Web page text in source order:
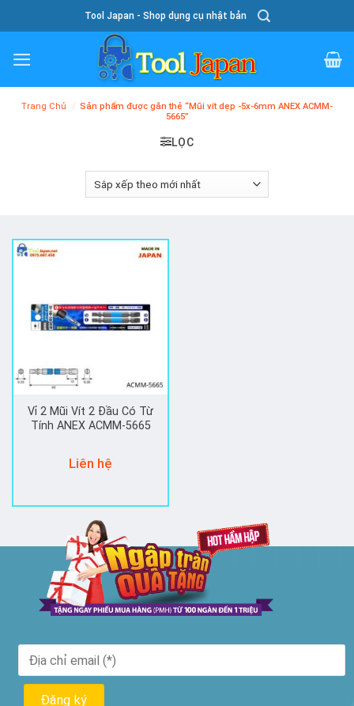
To
Content
Tool Japan - Shop dụng cụ nhật bản
Trang Chủ / Sản phẩm được gắn thẻ “Mũi vít dẹp -5x-6mm ANEX ACMM-
5665”
LỌC
Vỉ 2 Mũi Vít 2 Đầu Có Từ
Tính ANEX ACMM-5665
Liên hệ